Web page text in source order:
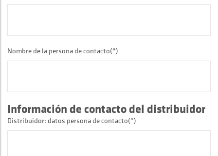
Nombre de la persona de contacto(*)
Información de contacto del distribuidor
Distribuidor: datos persona de contacto(*)